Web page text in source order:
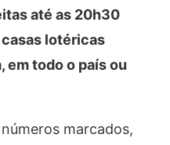
até as 20h30
lotéricas
em todo o país ou
marcados,